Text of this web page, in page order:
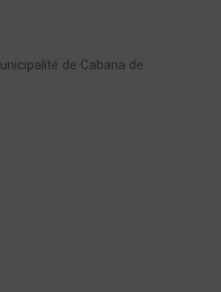
de Cabana de